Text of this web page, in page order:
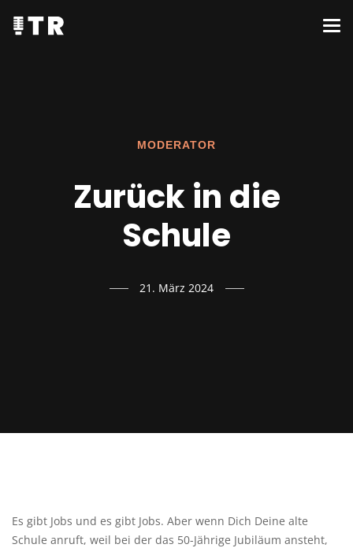
MODERATOR
Zurück in die
Schule
21. März 2024
Es gibt Jobs und es gibt Jobs. Aber wenn Dich Deine alte
Schule anruft, weil bei der das 50-Jährige Jubiläum ansteht,